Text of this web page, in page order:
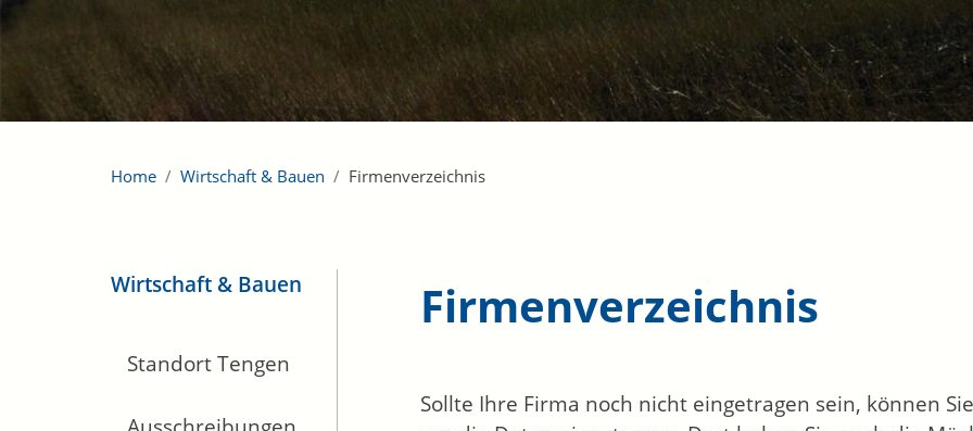
Home Wirtschaft & Bauen Firmenverzeichnis
Wirtschaft & Bauen
Standort Tengen
Firmenverzeichnis
Sollte Ihre Firma noch nicht eingetragen sein, können